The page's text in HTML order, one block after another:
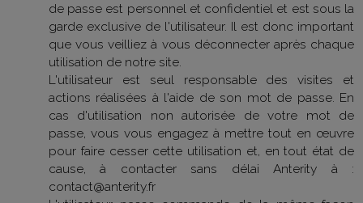
de passe est personnel et confidentiel et est sous la
garde exclusive de l'utilisateur. Il est donc important
que vous veilliez à vous déconnecter après chaque
utilisation de notre site.
L'utilisateur est seul responsable des visites et
actions réalisées à l'aide de son mot de passe. En
cas d'utilisation non autorisée de votre mot de
passe, vous vous engagez à mettre tout en œuvre
pour faire cesser cette utilisation et, en tout état de
cause, à contacter sans délai Anterity à :
contact@anterity.fr